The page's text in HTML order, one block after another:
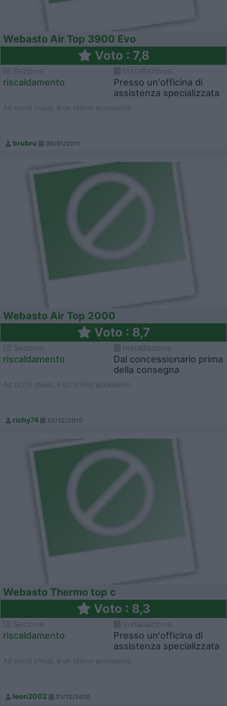
Webasto Air Top 3900 Evo
Voto : 7,8
riscaldamento
Presso un'officina di
assistenza specializzata
Ad occhi chiusi, è un ottimo accessorio
brubru 09/01/2011
Webasto Air Top 2000
Voto : 8,7
riscaldamento
Dal concessionario prima
della consegna
Ad occhi chiusi, è un ottimo accessorio
richy74 22/12/2010
Webasto Thermo top c
Voto : 8,3
riscaldamento
Presso un'officina di
assistenza specializzata
Ad occhi chiusi, è un ottimo accessorio
leon2002 21/12/2010